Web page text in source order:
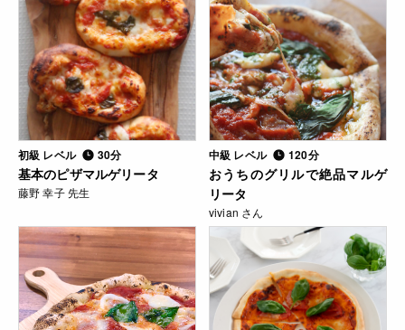
初級 レベル 30分
基本のピザマルゲリータ
藤野 幸子 先生
中級 レベル 120分
おうちのグリルで絶品マルゲ
リータ
vivian さん